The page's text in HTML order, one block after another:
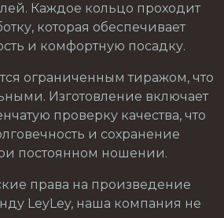
Каждое кольцо проходит
которая обеспечивает
и комфортную посадку.
ограниченным тиражом, что
Изготовление включает
проверку качества, что
и сохранение
постоянном ношении.
права на произведение
LeyLey, наша компания не